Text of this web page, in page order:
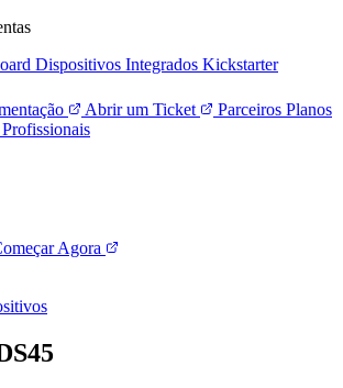
Dispositivos Integrados Kickstarter
Abrir um Ticket Parceiros Planos
Agora